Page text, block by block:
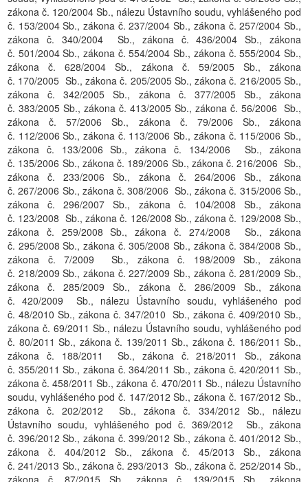
zákona č. 120/2004 Sb., nálezu Ústavního soudu, vyhlášeného pod
č. 153/2004 Sb., zákona č. 237/2004 Sb., zákona č. 257/2004 Sb.,
zákona č. 340/2004 Sb., zákona č. 436/2004 Sb., zákona
č. 501/2004 Sb., zákona č. 554/2004 Sb., zákona č. 555/2004 Sb.,
zákona č. 628/2004 Sb., zákona č. 59/2005 Sb., zákona
č. 170/2005 Sb., zákona č. 205/2005 Sb., zákona č. 216/2005 Sb.,
zákona č. 342/2005 Sb., zákona č. 377/2005 Sb., zákona
č. 383/2005 Sb., zákona č. 413/2005 Sb., zákona č. 56/2006 Sb.,
zákona č. 57/2006 Sb., zákona č. 79/2006 Sb., zákona
č. 112/2006 Sb., zákona č. 113/2006 Sb., zákona č. 115/2006 Sb.,
zákona č. 133/2006 Sb., zákona č. 134/2006 Sb., zákona
č. 135/2006 Sb., zákona č. 189/2006 Sb., zákona č. 216/2006 Sb.,
zákona č. 233/2006 Sb., zákona č. 264/2006 Sb., zákona
č. 267/2006 Sb., zákona č. 308/2006 Sb., zákona č. 315/2006 Sb.,
zákona č. 296/2007 Sb., zákona č. 104/2008 Sb., zákona
č. 123/2008 Sb., zákona č. 126/2008 Sb., zákona č. 129/2008 Sb.,
zákona č. 259/2008 Sb., zákona č. 274/2008 Sb., zákona
č. 295/2008 Sb., zákona č. 305/2008 Sb., zákona č. 384/2008 Sb.,
zákona č. 7/2009 Sb., zákona č. 198/2009 Sb., zákona
č. 218/2009 Sb., zákona č. 227/2009 Sb., zákona č. 281/2009 Sb.,
zákona č. 285/2009 Sb., zákona č. 286/2009 Sb., zákona
č. 420/2009 Sb., nálezu Ústavního soudu, vyhlášeného pod
č. 48/2010 Sb., zákona č. 347/2010 Sb., zákona č. 409/2010 Sb.,
zákona č. 69/2011 Sb., nálezu Ústavního soudu, vyhlášeného pod
č. 80/2011 Sb., zákona č. 139/2011 Sb., zákona č. 186/2011 Sb.,
zákona č. 188/2011 Sb., zákona č. 218/2011 Sb., zákona
č. 355/2011 Sb., zákona č. 364/2011 Sb., zákona č. 420/2011 Sb.,
zákona č. 458/2011 Sb., zákona č. 470/2011 Sb., nálezu Ústavního
soudu, vyhlášeného pod č. 147/2012 Sb., zákona č. 167/2012 Sb.,
zákona č. 202/2012 Sb., zákona č. 334/2012 Sb., nálezu
Ústavního soudu, vyhlášeného pod č. 369/2012 Sb., zákona
č. 396/2012 Sb., zákona č. 399/2012 Sb., zákona č. 401/2012 Sb.,
zákona č. 404/2012 Sb., zákona č. 45/2013 Sb., zákona
č. 241/2013 Sb., zákona č. 293/2013 Sb., zákona č. 252/2014 Sb.,
zákona č. 87/2015 Sb., zákona č. 139/2015 Sb., zákona